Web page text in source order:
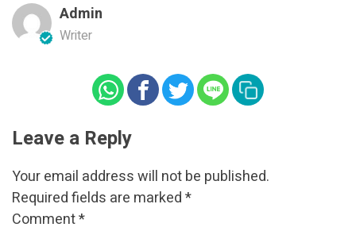
Admin
Writer
Leave a Reply
Your email address will not be published.
Required fields are marked*
Comment*